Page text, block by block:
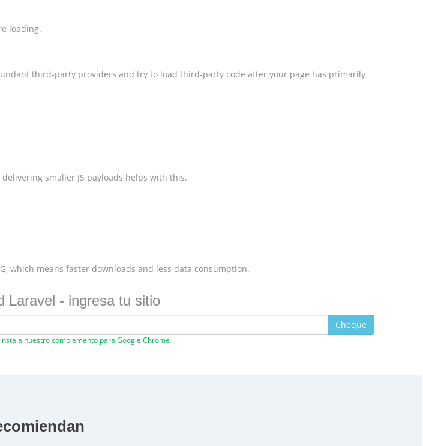
loading.
third-party providers and try to load third-party code after your page has primarily
smaller JS payloads helps with this.
which means faster downloads and less data consumption.
Laravel - ingresa tu sitio
Cheque
instala nuestro complemento para Google Chrome